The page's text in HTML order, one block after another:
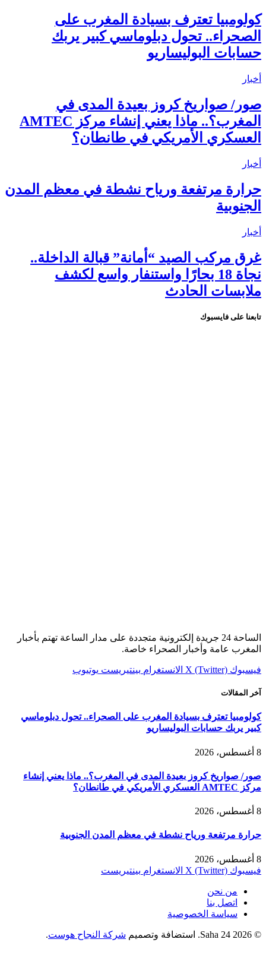
كولومبيا تعترف بسيادة المغرب على
الصحراء.. تحول دبلوماسي كبير يربك
حسابات البوليساريو
أخبار
صور/ صواريخ كروز بعيدة المدى في
المغرب؟.. ماذا يعني إنشاء مركز AMTEC
العسكري الأمريكي في طانطان؟
أخبار
حرارة مرتفعة ورياح نشطة في معظم المدن
الجنوبية
أخبار
غرق مركب الصيد “أمانة” قبالة الداخلة..
نجاة 18 بحارًا واستنفار واسع لكشف
ملابسات الحادث
تابعنا على فايسبوك
الساحة 24 جريدة إلكترونية متجددة على مدار الساعة تهتم بأخبار
المغرب عامة وأخبار الصحراء خاصة.
فيسبوك X (Twitter) الانستغرام بينتيريست يوتيوب
آخر المقالات
كولومبيا تعترف بسيادة المغرب على الصحراء.. تحول دبلوماسي
كبير يربك حسابات البوليساريو
8 أغسطس، 2026
صور/ صواريخ كروز بعيدة المدى في المغرب؟.. ماذا يعني إنشاء
مركز AMTEC العسكري الأمريكي في طانطان؟
8 أغسطس، 2026
حرارة مرتفعة ورياح نشطة في معظم المدن الجنوبية
8 أغسطس، 2026
فيسبوك X (Twitter) الانستغرام بينتيريست
من نحن
اتصل بنا
سياسة الخصوصية
© 2026 Saha 24. استضافة وتصميم شركة النجاح هوست.